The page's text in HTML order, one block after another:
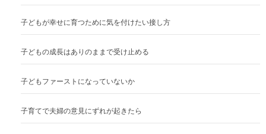
子どもが幸せに育つために気を付けたい接し方
子どもの成長はありのままで受け止める
子どもファーストになっていないか
子育てで夫婦の意見にずれが起きたら